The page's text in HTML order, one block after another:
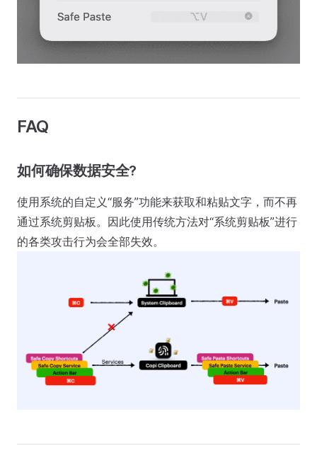
FAQ
如何确保数据安全?
使用系统的自定义“服务”功能来获取和粘贴文字，而不再
通过系统剪贴板。因此使用传统方法对“系统剪贴板”进行
的各类攻击行为会全部失效。